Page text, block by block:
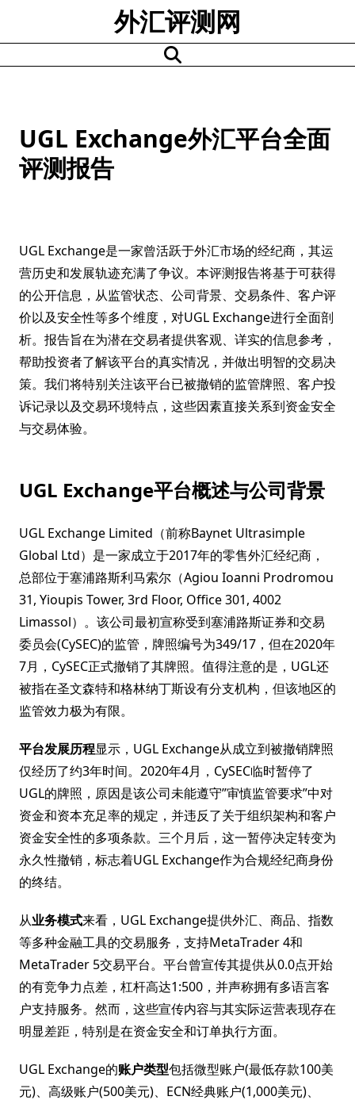
content
外汇评测网
UGL Exchange外汇平台全面
评测报告
UGL Exchange是一家曾活跃于外汇市场的经纪商，其运
营历史和发展轨迹充满了争议。本评测报告将基于可获得
的公开信息，从监管状态、公司背景、交易条件、客户评
价以及安全性等多个维度，对UGL Exchange进行全面剖
析。报告旨在为潜在交易者提供客观、详实的信息参考，
帮助投资者了解该平台的真实情况，并做出明智的交易决
策。我们将特别关注该平台已被撤销的监管牌照、客户投
诉记录以及交易环境特点，这些因素直接关系到资金安全
与交易体验。
UGL Exchange平台概述与公司背景
UGL Exchange Limited（前称Baynet Ultrasimple
Global Ltd）是一家成立于2017年的零售外汇经纪商，
总部位于塞浦路斯利马索尔（Agiou Ioanni Prodromou
31, Yioupis Tower, 3rd Floor, Office 301, 4002
Limassol）。该公司最初宣称受到塞浦路斯证券和交易
委员会(CySEC)的监管，牌照编号为349/17，但在2020年
7月，CySEC正式撤销了其牌照。值得注意的是，UGL还
被指在圣文森特和格林纳丁斯设有分支机构，但该地区的
监管效力极为有限。
平台发展历程显示，UGL Exchange从成立到被撤销牌照
仅经历了约3年时间。2020年4月，CySEC临时暂停了
UGL的牌照，原因是该公司未能遵守”审慎监管要求”中对
资金和资本充足率的规定，并违反了关于组织架构和客户
资金安全性的多项条款。三个月后，这一暂停决定转变为
永久性撤销，标志着UGL Exchange作为合规经纪商身份
的终结。
从业务模式来看，UGL Exchange提供外汇、商品、指数
等多种金融工具的交易服务，支持MetaTrader 4和
MetaTrader 5交易平台。平台曾宣传其提供从0.0点开始
的有竞争力点差，杠杆高达1:500，并声称拥有多语言客
户支持服务。然而，这些宣传内容与其实际运营表现存在
明显差距，特别是在资金安全和订单执行方面。
UGL Exchange的账户类型包括微型账户(最低存款100美
元)、高级账户(500美元)、ECN经典账户(1,000美元)、